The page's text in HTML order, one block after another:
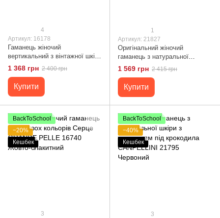
4
Артикул: 16178
Гаманець жіночий
вертикальний з вінтажної шкіри
на кнопках SHVIGEL 16178
Бордовий
1 368 грн 2 400 грн
Купити
1
Артикул: 21827
Оригінальний жіночий
гаманець з натуральної
фактурної шкіри з тисненням
під крокодила CANPELLINI
21827 Червоний
1 569 грн 2 415 грн
Купити
BackToSchool
−20%
Кешбек
3
BackToSchool
−40%
Кешбек
3